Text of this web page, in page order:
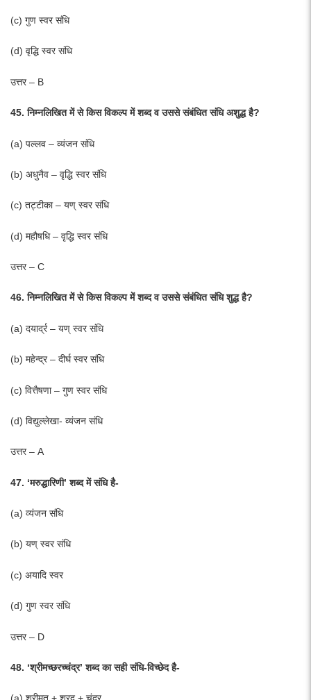
(c) गुण स्वर संधि
(d) वृद्धि स्वर संधि
उत्तर – B
45. निम्नलिखित में से किस विकल्प में शब्द व उससे संबंधित संधि अशुद्ध है?
(a) पल्लव – व्यंजन संधि
(b) अधुनैव – वृद्धि स्वर संधि
(c) तट्टीका – यण् स्वर संधि
(d) महौषधि – वृद्धि स्वर संधि
उत्तर – C
46. निम्नलिखित में से किस विकल्प में शब्द व उससे संबंधित संधि शुद्ध है?
(a) दयार्द्र – यण् स्वर संधि
(b) महेन्द्र – दीर्घ स्वर संधि
(c) वित्तैषणा – गुण स्वर संधि
(d) विद्युल्लेखा- व्यंजन संधि
उत्तर – A
47. ‘मरुद्धारिणी’ शब्द में संधि है-
(a) व्यंजन संधि
(b) यण् स्वर संधि
(c) अयादि स्वर
(d) गुण स्वर संधि
उत्तर – D
48. ‘श्रीमच्छरच्चंद्र’ शब्द का सही संधि-विच्छेद है-